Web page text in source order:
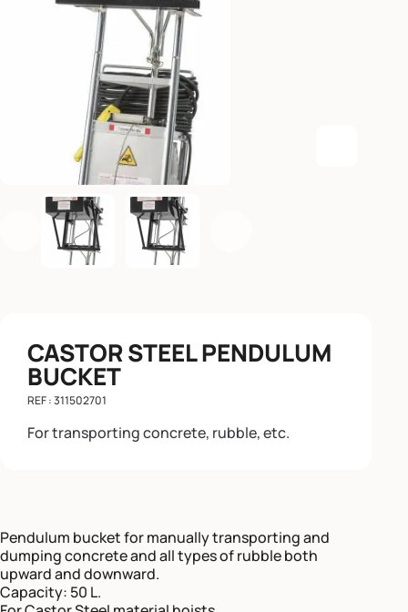
Previous
CASTOR STEEL PENDULUM
BUCKET
REF : 311502701
For transporting concrete, rubble, etc.
Pendulum bucket for manually transporting and
dumping concrete and all types of rubble both
upward and downward.
Capacity: 50 L.